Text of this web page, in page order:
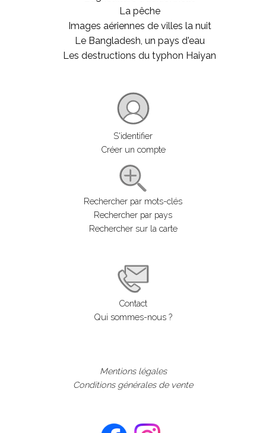
La pêche
Images aériennes de villes la nuit
Le Bangladesh, un pays d'eau
Les destructions du typhon Haiyan
S'identifier
Créer un compte
Rechercher par mots-clés
Rechercher par pays
Rechercher sur la carte
Contact
Qui sommes-nous ?
Mentions légales
Conditions générales de vente